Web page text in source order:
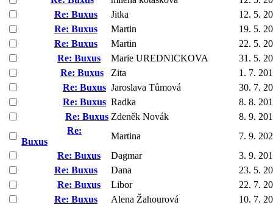
Re: Buxus
Jitka
12. 5.
Re: Buxus
Martin
19. 5.
Re: Buxus
Martin
22. 5.
Re: Buxus
Marie UREDNICKOVA
31. 5.
Re: Buxus
Zita
1. 7.
Re: Buxus Jaroslava Tůmová
30. 7.
Re: Buxus Radka
8. 8.
Re: Buxus Zdeněk Novák
8. 9.
Re:
Buxus
Martina
7. 9.
Re: Buxus
Dagmar
3. 9.
Re: Buxus
Dana
23. 5.
Re: Buxus
Libor
22. 7.
Re: Buxus
Alena Žahourová
10. 7.